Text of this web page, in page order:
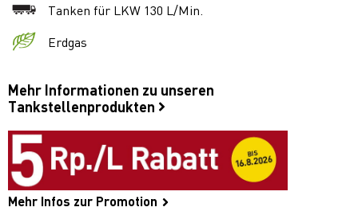
Tanken für LKW 130 L/Min.
Erdgas
Mehr Informationen zu unseren
Tankstellenprodukten
Mehr Infos zur Promotion